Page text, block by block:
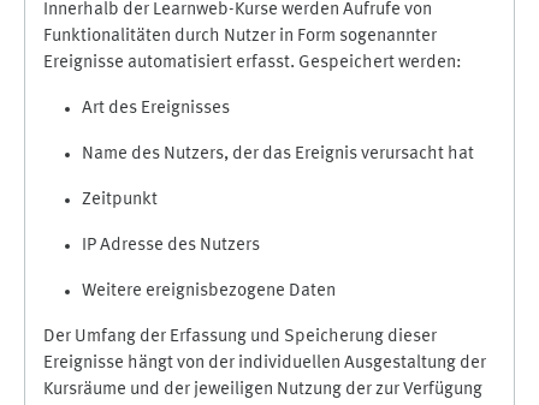
Innerhalb der Learnweb-Kurse werden Aufrufe von
Funktionalitäten durch Nutzer in Form sogenannter
Ereignisse automatisiert erfasst. Gespeichert werden:
Art des Ereignisses
Name des Nutzers, der das Ereignis verursacht hat
Zeitpunkt
IP Adresse des Nutzers
Weitere ereignisbezogene Daten
Der Umfang der Erfassung und Speicherung dieser
Ereignisse hängt von der individuellen Ausgestaltung der
Kursräume und der jeweiligen Nutzung der zur Verfügung